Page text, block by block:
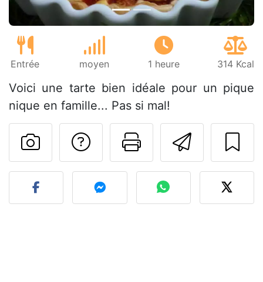
Entrée moyen 1 heure 314 Kcal
Voici une tarte bien idéale pour un pique
nique en famille... Pas si mal!
Imprimer
Poser une
Publier votre photo de